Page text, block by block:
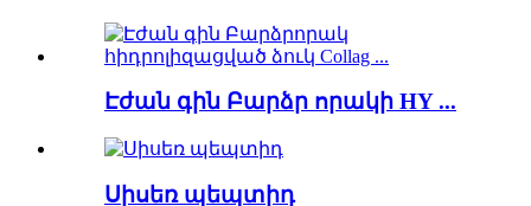
Էժան գին Բարձր որակի HY ...
Սիսեռ պեպտիդ